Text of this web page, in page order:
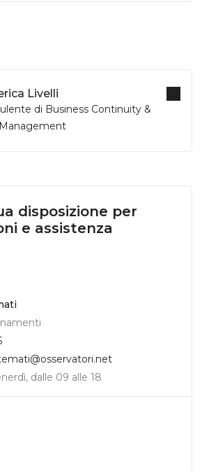
Livelli
di Business Continuity &
disposizione per
e assistenza
dalle 09 alle 18